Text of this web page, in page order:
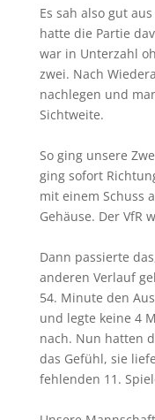
Es sah also gut
hatte die Partie
war in Unterzahl
zwei. Nach
nachlegen und
Sichtweite.
So ging unsere
ging sofort
mit einem Schuss
Gehäuse. Der VfR
Dann passierte
anderen Verlauf
54. Minute den
und legte keine 4
nach. Nun hatten
das Gefühl, sie
fehlenden 11.